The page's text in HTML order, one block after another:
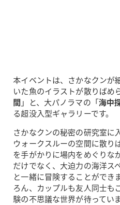
本イベントは、さかなクンが
いた魚のイラストが散りばめ
間 」と、大パノラマの「海中
る超没入型ギャラリーです。
さかなクンの秘密の研究室に
ウォークスルーの空間に散り
を手がかりに場内をめぐりな
だけでなく、大迫力の海洋ス
と一緒に冒険することができ
ろん、カップルも友人同士も
験の不思議な世界が待ってい